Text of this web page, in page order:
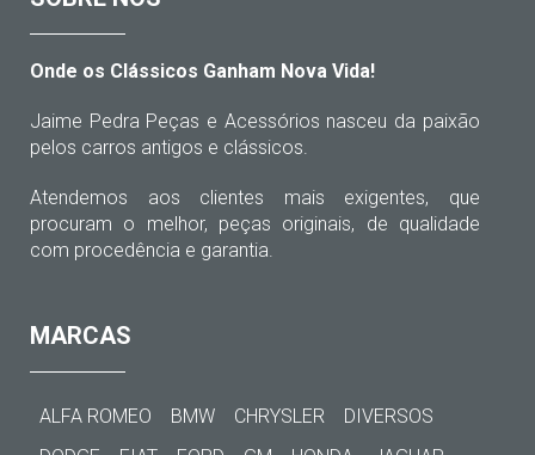
Onde os Clássicos Ganham Nova Vida!
Jaime Pedra Peças e Acessórios nasceu da paixão
pelos carros antigos e clássicos.
Atendemos aos clientes mais exigentes, que
procuram o melhor, peças originais, de qualidade
com procedência e garantia.
MARCAS
ALFA ROMEO BMW CHRYSLER
DIVERSOS